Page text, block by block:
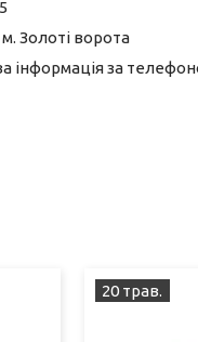
м. Золоті ворота
інформація за
20 трав.